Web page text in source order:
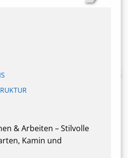
& Arbeiten – Stilvolle
Kamin und